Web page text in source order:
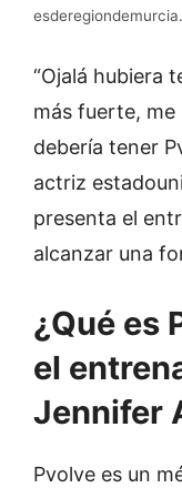
“Ojalá hubiera
más fuerte, me
debería tener
actriz
presenta el
alcanzar una
¿Qué es
el
Jennifer
Pvolve es un